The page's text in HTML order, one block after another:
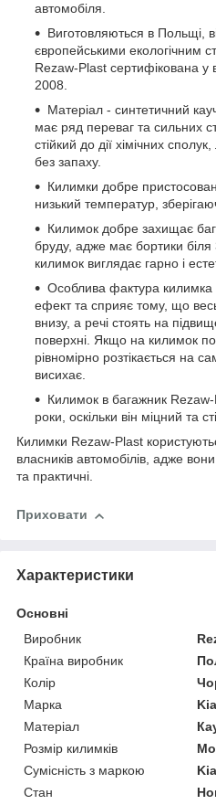
автомобіля.
Виготовляються в Польщі,
європейськими екологічним
Rezaw-Plast сертифікована у
2008.
Матеріал - синтетичний
має ряд переваг та сильних
стійкий до дії хімічних
без запаху.
Килимки добре
низький температур,
Килимок добре захищає
бруду, адже має бортики
килимок виглядає гарно і
Особлива фактура килимка
ефект та сприяє тому, що
внизу, а речі стоять на
поверхні. Якщо на килимок
рівномірно розтікається на
висихає.
Килимок в багажник
роки, оскільки він міцний та
Килимки Rezaw-Plast
власників автомобілів, адже вони
та практичні.
Приховати
Характеристики
Основні
Виробник
Країна виробник
Колір
Марка
Kia
Матеріал
Розмір килимків
Сумісність з маркою
Kia
Стан